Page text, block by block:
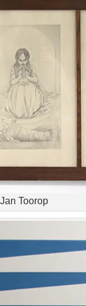
Jan Toorop